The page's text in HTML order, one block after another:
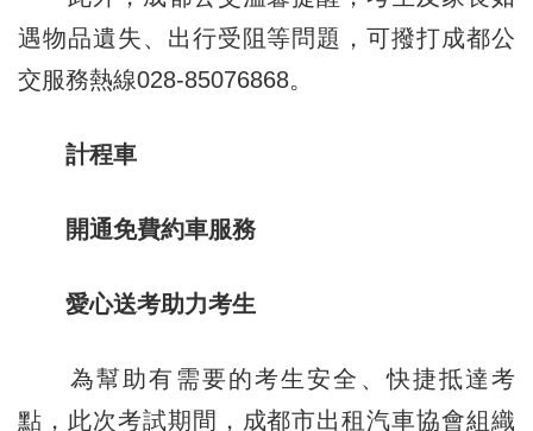
遇物品遺失、出行受阻等問題，可撥打成都公
交服務熱線028-85076868。
計程車
開通免費約車服務
愛心送考助力考生
為幫助有需要的考生安全、快捷抵達考
點，此次考試期間，成都市出租汽車協會組織